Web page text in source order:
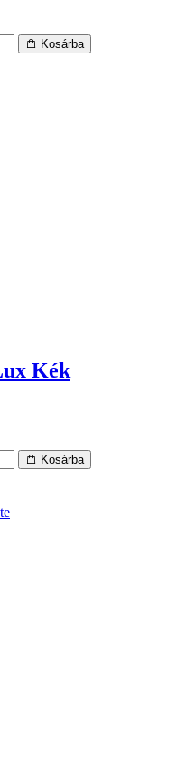
Kosárba
Kék
Kosárba